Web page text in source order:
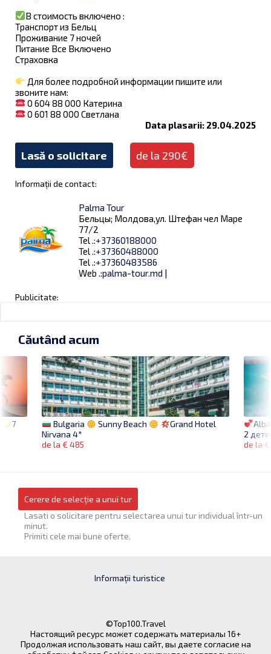
В стоимость включено :
Транспорт из Бельц
Проживание 7 ночей
Питание Все Включено
Страховка
Для более подробной информации пишите или
звоните нам:
0 604 88 000 Катерина
0 601 88 000 Светлана
Data plasarii: 29.04.2025
Lasă o solicitare de la 290€
Informații de contact:
Palma Tour
Бельцы; Молдова,ул. Штефан чел Маре
77/2
Tel .:+37360188000
Tel .:+37360488000
Tel .:+37360483586
Web .:palma-tour.md |
Publicitate:
7
2
de la €
Căutând acum
Bulgaria Sunny Beach
Grand Hotel
Nirvana 4*
de la € 485
Cerere de selecție a unui tur
Lasati o solicitare pentru selectarea unui tur individual într-un
minut.
Primiti cele mai bune oferte.
Informații turistice
©Top100.Travel
Настоящий ресурс может содержать материалы 16+
Продолжая использовать наш сайт, вы даете согласие на